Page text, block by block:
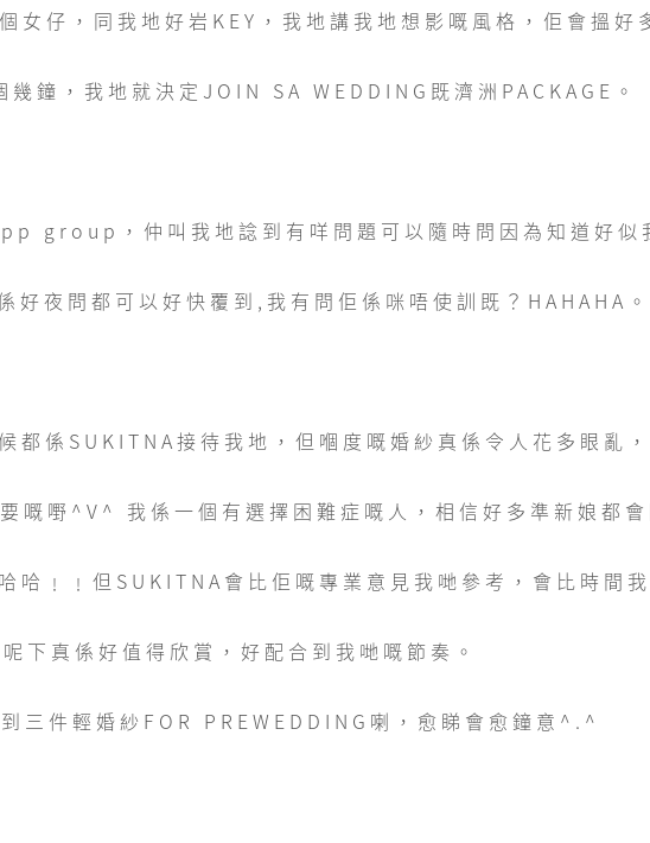
女仔，同我地好岩KEY，我地講我地想影嘅風格，佢會搵好
鐘，我地就決定JOIN SA WEDDING既濟洲PACKAGE。
group，仲叫我地諗到有咩問題可以隨時問因為知道好似
好夜問都可以好快覆到,我有問佢係咪唔使訓既？HAHAHA。
都係SUKITNA接待我地，但嗰度嘅婚紗真係令人花多眼亂
嘅嘢^V^ 我係一個有選擇困難症嘅人，相信好多準新娘都會
哈﹗﹗但SUKITNA會比佢嘅專業意見我哋參考，會比時間我
下真係好值得欣賞，好配合到我哋嘅節奏。
三件輕婚紗FOR PREWEDDING喇，愈睇會愈鐘意^.^